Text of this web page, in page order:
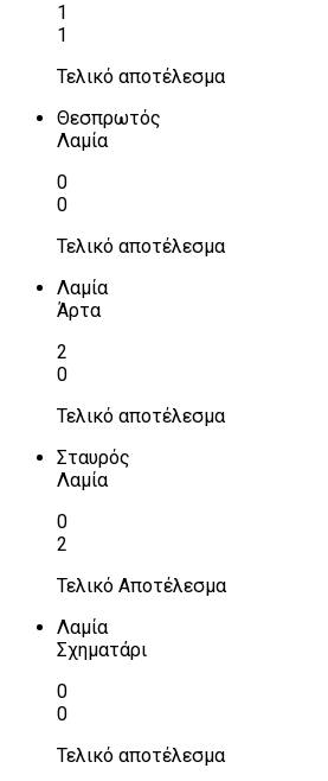
1
1
Τελικό αποτέλεσμα
Θεσπρωτός
Λαμία
0
0
Τελικό αποτέλεσμα
Λαμία
Άρτα
2
0
Τελικό αποτέλεσμα
Σταυρός
Λαμία
0
2
Τελικό Αποτέλεσμα
Λαμία
Σχηματάρι
0
0
Τελικό αποτέλεσμα